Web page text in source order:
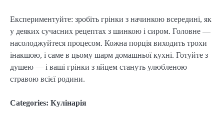
Експериментуйте: зробіть грінки з начинкою всередині, як
у деяких сучасних рецептах з шинкою і сиром. Головне —
насолоджуйтеся процесом. Кожна порція виходить трохи
інакшою, і саме в цьому шарм домашньої кухні. Готуйте з
душею — і ваші грінки з яйцем стануть улюбленою
стравою всієї родини.
Categories: Кулінарія